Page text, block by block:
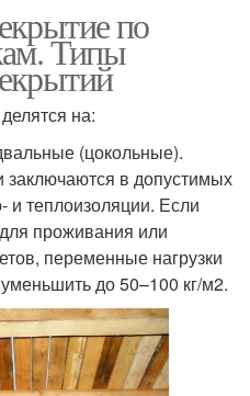
по
Типы
на:
(цокольные).
заключаются в допустимых
и теплоизоляции. Если
проживания или
переменные нагрузки
до 50–100 кг/м2.